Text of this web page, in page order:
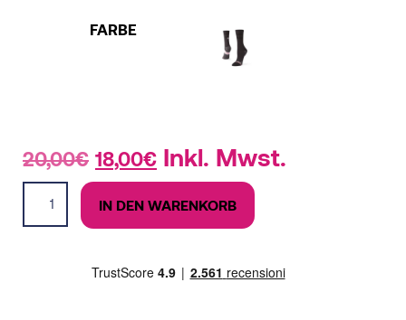
FARBE
20,00€ Original
price
was:
20,00€.
18,00€ Current
price
is:
18,00€.
Inkl. Mwst.
Crew
IN DEN WARENKORB